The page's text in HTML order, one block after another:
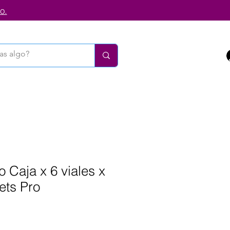
Caja x 6 viales x
Pro